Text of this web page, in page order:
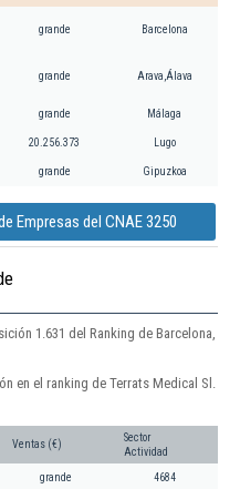
grande Barcelona
grande Arava,Álava
grande Málaga
20.256.373 Lugo
grande Gipuzkoa
Empresas del CNAE 3250
1.631 del Ranking de Barcelona,
en el ranking de Terrats Medical Sl.
Ventas (€)
Sector
Actividad
grande 4684